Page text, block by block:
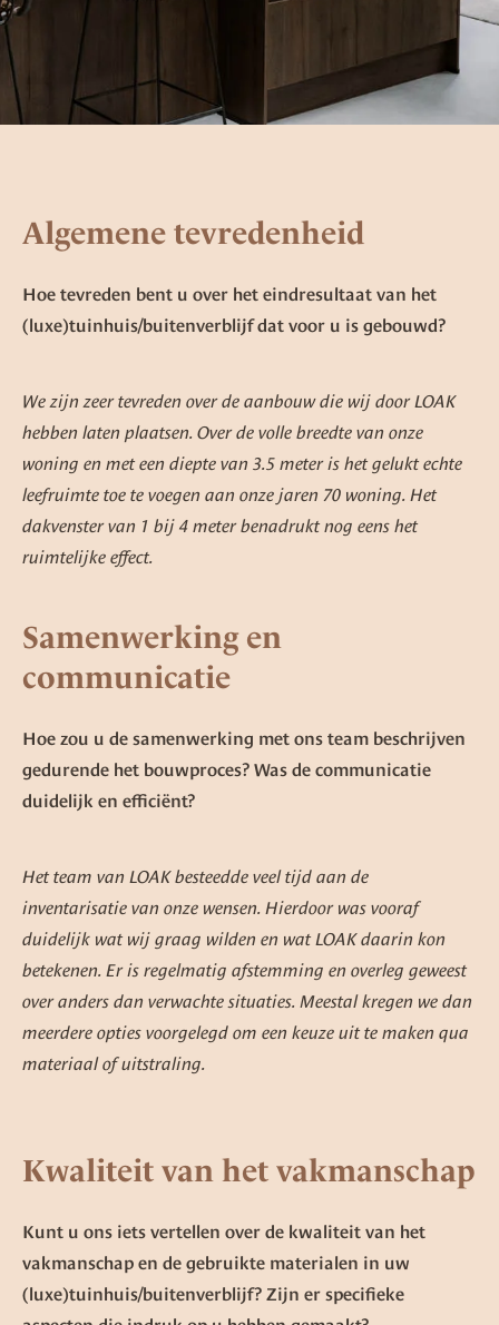
Algemene tevredenheid
Hoe tevreden bent u over het eindresultaat van het
(luxe)tuinhuis/buitenverblijf dat voor u is gebouwd?
We zijn zeer tevreden over de aanbouw die wij door LOAK
hebben laten plaatsen. Over de volle breedte van onze
woning en met een diepte van 3.5 meter is het gelukt echte
leefruimte toe te voegen aan onze jaren 70 woning. Het
dakvenster van 1 bij 4 meter benadrukt nog eens het
ruimtelijke effect.
Samenwerking en
communicatie
Hoe zou u de samenwerking met ons team beschrijven
gedurende het bouwproces? Was de communicatie
duidelijk en efficiënt?
Het team van LOAK besteedde veel tijd aan de
inventarisatie van onze wensen. Hierdoor was vooraf
duidelijk wat wij graag wilden en wat LOAK daarin kon
betekenen. Er is regelmatig afstemming en overleg geweest
over anders dan verwachte situaties. Meestal kregen we dan
meerdere opties voorgelegd om een keuze uit te maken qua
materiaal of uitstraling.
Kwaliteit van het vakmanschap
Kunt u ons iets vertellen over de kwaliteit van het
vakmanschap en de gebruikte materialen in uw
(luxe)tuinhuis/buitenverblijf? Zijn er specifieke